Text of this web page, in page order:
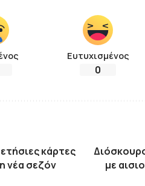
Ευτυχισμένος
0
κάρτες
νέα σεζόν
με